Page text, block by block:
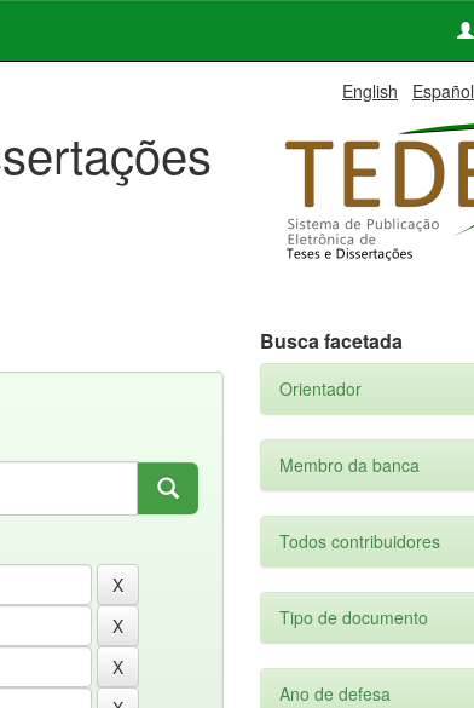
English Español
Busca facetada
Orientador
Membro da banca
Todos contribuidores
Tipo de documento
Ano de defesa